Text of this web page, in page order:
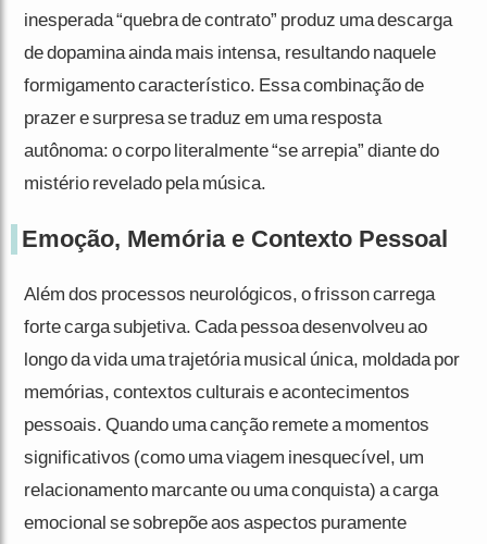
inesperada “quebra de contrato” produz uma descarga
de dopamina ainda mais intensa, resultando naquele
formigamento característico. Essa combinação de
prazer e surpresa se traduz em uma resposta
autônoma: o corpo literalmente “se arrepia” diante do
mistério revelado pela música.
Emoção, Memória e Contexto Pessoal
Além dos processos neurológicos, o frisson carrega
forte carga subjetiva. Cada pessoa desenvolveu ao
longo da vida uma trajetória musical única, moldada por
memórias, contextos culturais e acontecimentos
pessoais. Quando uma canção remete a momentos
significativos (como uma viagem inesquecível, um
relacionamento marcante ou uma conquista) a carga
emocional se sobrepõe aos aspectos puramente